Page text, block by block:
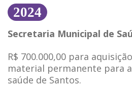
2024
Secretaria Municipal de
R$ 700.000,00 para
material permanente para
saúde de Santos.